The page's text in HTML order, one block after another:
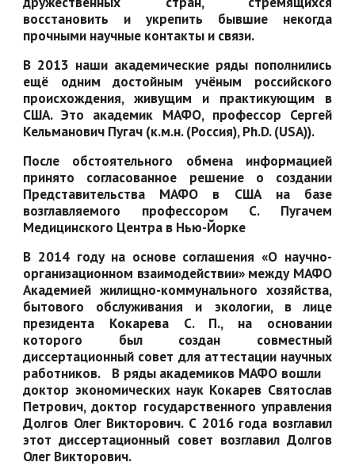
восстановить и укрепить бывшие некогда
прочными научные контакты и связи.
В 2013 наши академические ряды пополнились
ещё одним достойным учёным российского
происхождения, живущим и практикующим в
США. Это академик МАФО, профессор Сергей
Кельманович Пугач (к.м.н. (Россия), Ph.D. (USA)).
После обстоятельного обмена информацией
принято согласованное решение о создании
Представительства МАФО в США на базе
возглавляемого профессором С. Пугачем
Медицинского Центра в Нью-Йорке
В 2014 году на основе соглашения «О научно-
организационном взаимодействии» между МАФО
Академией жилищно-коммунального хозяйства,
бытового обслуживания и экологии, в лице
президента Кокарева С. П., на основании
которого был создан совместный
диссертационный совет для аттестации научных
работников. В ряды академиков МАФО вошли
доктор экономических наук Кокарев Святослав
Петрович, доктор государственного управления
Долгов Олег Викторович. С 2016 года возглавил
этот диссертационный совет возглавил Долгов
Олег Викторович.